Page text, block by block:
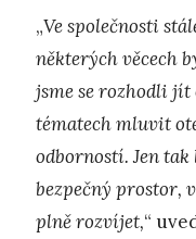
„Ve společnosti
některých věcech
jsme se rozhodli
tématech mluvit
odborností. Jen
bezpečný prostor,
plně rozvíjet,“